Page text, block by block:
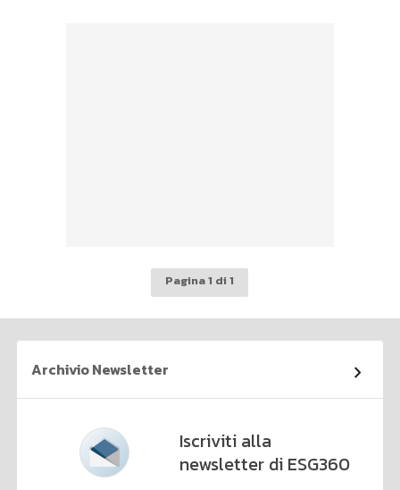
Pagina 1 di 1
Archivio Newsletter
Iscriviti alla
newsletter di ESG360